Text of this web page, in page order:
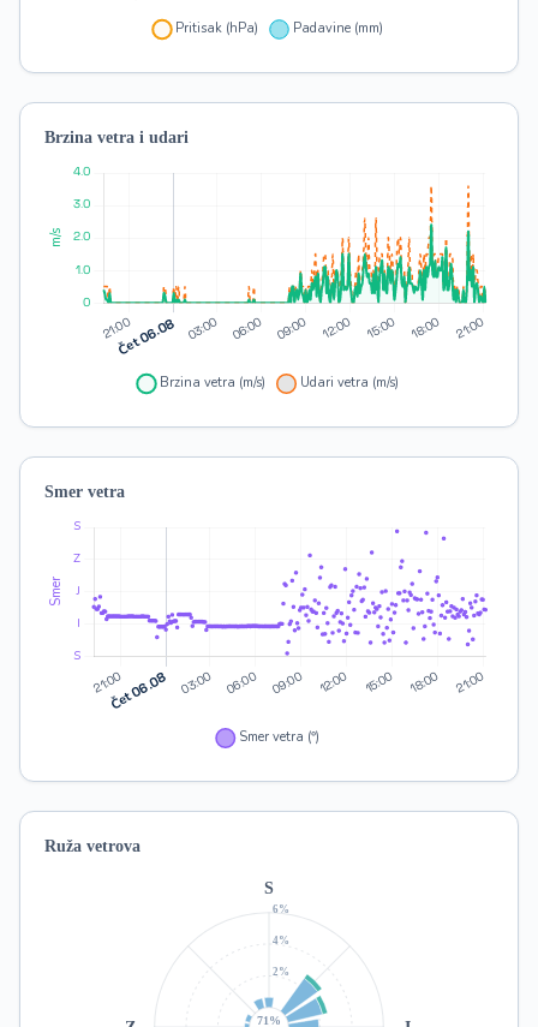
Brzina vetra i udari
Smer vetra
Ruža vetrova
2%
4%
6%
S
71%